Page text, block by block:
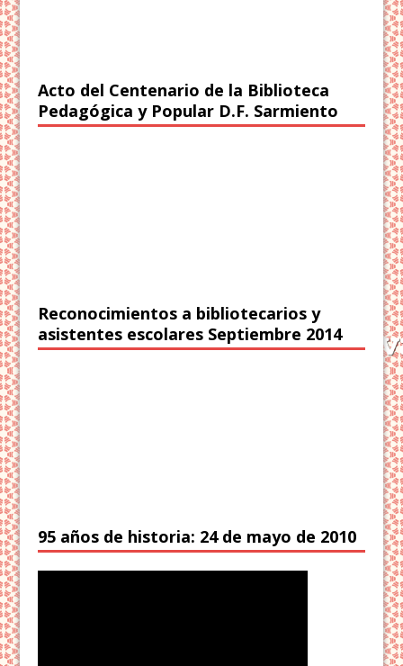
Acto del Centenario de la Biblioteca
Pedagógica y Popular D.F. Sarmiento
Reconocimientos a bibliotecarios y
asistentes escolares Septiembre 2014
95 años de historia: 24 de mayo de 2010